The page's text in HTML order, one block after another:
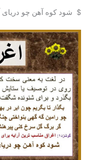
$ شود کوه آهن چو دریای